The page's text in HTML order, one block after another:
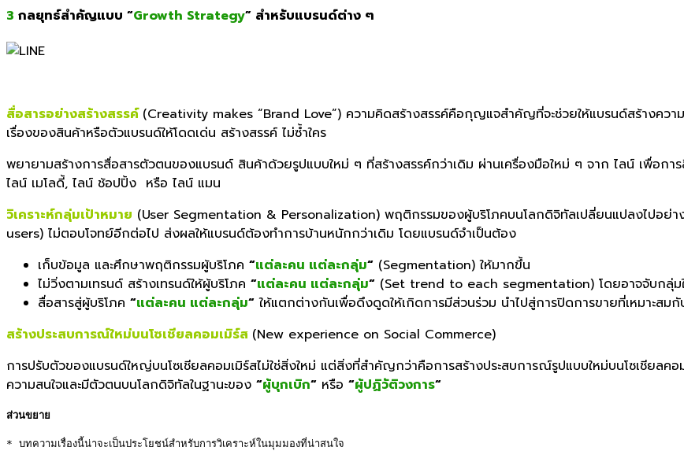
3 กลยุทธ์สำคัญแบบ “Growth Strategy” สำหรับแบรนด์ต่าง ๆ
สื่อสารอย่างสร้างสรรค์ (Creativity makes “Brand Love”) ความคิดสร้างสรรค์คือกุญแจสำคัญที่จะช่วยให้แบรนด์สร้างควา
เรื่องของสินค้าหรือตัวแบรนด์ให้โดดเด่น สร้างสรรค์ ไม่ซ้ำใคร
พยายามสร้างการสื่อสารตัวตนของแบรนด์ สินค้าด้วยรูปแบบใหม่ ๆ ที่สร้างสรรค์กว่าเดิม ผ่านเครื่องมือใหม่ ๆ จาก ไลน์ เพื่อกา
ไลน์ เมโลดี้, ไลน์ ช้อปปิ้ง หรือ ไลน์ แมน
วิเคราะห์กลุ่มเป้าหมาย (User Segmentation & Personalization) พฤติกรรมของผู้บริโภคบนโลกดิจิทัลเปลี่ยนแปลงไปอย่า
users) ไม่ตอบโจทย์อีกต่อไป ส่งผลให้แบรนด์ต้องทำการบ้านหนักกว่าเดิม โดยแบรนด์จำเป็นต้อง
เก็บข้อมูล และศึกษาพฤติกรรมผู้บริโภค “แต่ละคน แต่ละกลุ่ม“ (Segmentation) ให้มากขึ้น
ไม่วิ่งตามเทรนด์ สร้างเทรนด์ให้ผู้บริโภค “แต่ละคน แต่ละกลุ่ม“ (Set trend to each segmentation) โดยอาจจับกลุ่
สื่อสารสู่ผู้บริโภค “แต่ละคน แต่ละกลุ่ม“ ให้แตกต่างกันเพื่อดึงดูดให้เกิดการมีส่วนร่วม นำไปสู่การปิดการขายที่เหมาะสม
สร้างประสบการณ์ใหม่บนโซเชียลคอมเมิร์ส (New experience on Social Commerce)
การปรับตัวของแบรนด์ใหญ่บนโซเชียลคอมเมิร์สไม่ใช่สิ่งใหม่ แต่สิ่งที่สำคัญกว่าคือการสร้างประสบการณ์รูปแบบใหม่บนโซเชียลคอ
ความสนใจและมีตัวตนบนโลกดิจิทัลในฐานะของ “ผู้บุกเบิก“ หรือ “ผู้ปฏิวัติวงการ“
ส่วนขยาย
* บทความเรื่องนี้น่าจะเป็นประโยชน์สำหรับการวิเคราะห์ในมุมมองที่น่าสนใจ